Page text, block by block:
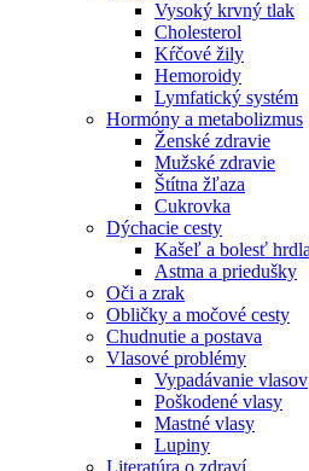
Vysoký krvný tlak
Cholesterol
Kŕčové žily
Hemoroidy
Lymfatický systém
Hormóny a metabolizmus
Ženské zdravie
Mužské zdravie
Štítna žľaza
Cukrovka
Dýchacie cesty
Kašeľ a bolesť hrdla
Astma a priedušky
Oči a zrak
Obličky a močové cesty
Chudnutie a postava
Vlasové problémy
Vypadávanie vlasov
Poškodené vlasy
Mastné vlasy
Lupiny
Literatúra o zdraví